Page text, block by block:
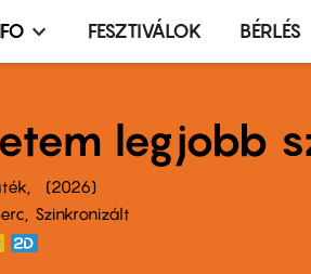
FESZTIVÁLOK BÉRLÉS
legjobb
2026
Szinkronizált